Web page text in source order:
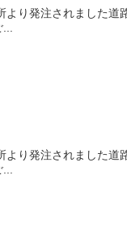
り発注されました道
り発注されました道